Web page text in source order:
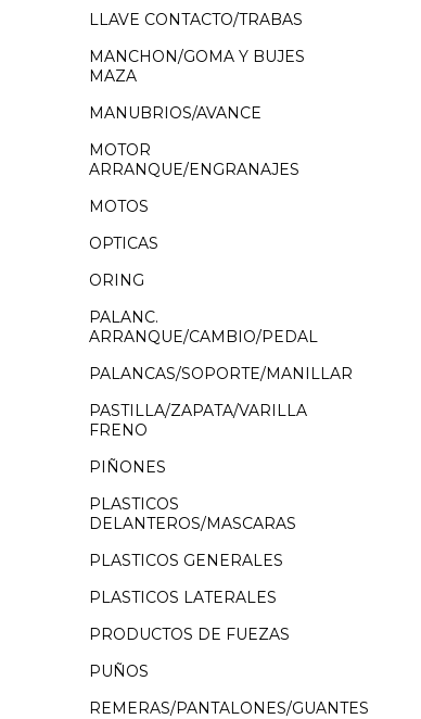
LLAVE CONTACTO/TRABAS
MANCHON/GOMA Y BUJES
MAZA
MANUBRIOS/AVANCE
MOTOR
ARRANQUE/ENGRANAJES
MOTOS
OPTICAS
ORING
PALANC.
ARRANQUE/CAMBIO/PEDAL
PALANCAS/SOPORTE/MANILLAR
PASTILLA/ZAPATA/VARILLA
FRENO
PIÑONES
PLASTICOS
DELANTEROS/MASCARAS
PLASTICOS GENERALES
PLASTICOS LATERALES
PRODUCTOS DE FUEZAS
PUÑOS
REMERAS/PANTALONES/GUANTES